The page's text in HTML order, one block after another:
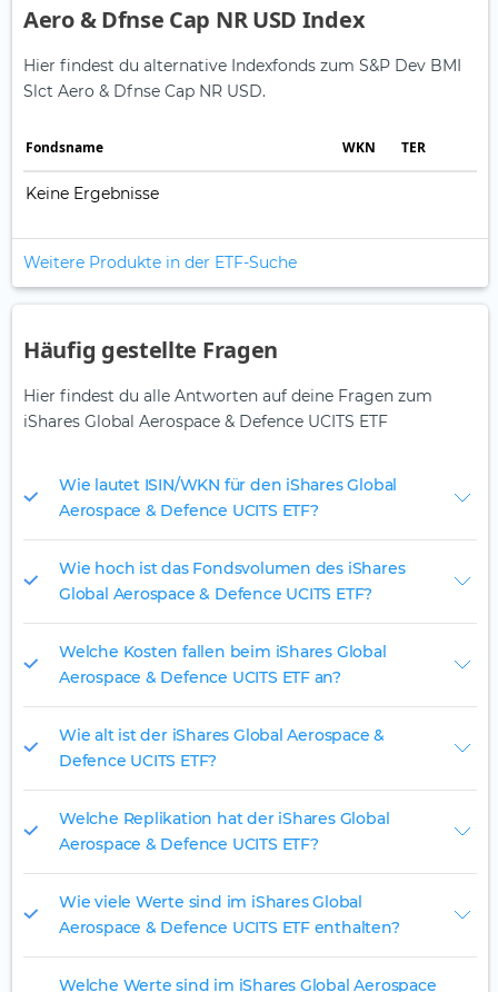
Aero & Dfnse Cap NR USD Index
Hier findest du alternative Indexfonds zum S&P Dev BMI
Slct Aero & Dfnse Cap NR USD.
Fonds­name WKN TER
Keine Ergebnisse
Weitere Produkte in der ETF-Suche
Häufig gestellte Fragen
Hier findest du alle Antworten auf deine Fragen zum
iShares Global Aerospace & Defence UCITS ETF
Wie lautet ISIN/WKN für den iShares Global
Aerospace & Defence UCITS ETF?
Wie hoch ist das Fondsvolumen des iShares
Global Aerospace & Defence UCITS ETF?
Welche Kosten fallen beim iShares Global
Aerospace & Defence UCITS ETF an?
Wie alt ist der iShares Global Aerospace &
Defence UCITS ETF?
Welche Replikation hat der iShares Global
Aerospace & Defence UCITS ETF?
Wie viele Werte sind im iShares Global
Aerospace & Defence UCITS ETF enthalten?
Welche Werte sind im iShares Global Aerospace